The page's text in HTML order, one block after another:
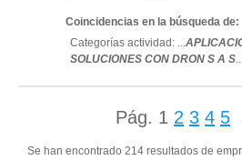
Coincidencias en la búsqueda de:
Categorías actividad: ...
SOLUCIONES CON DRON S A S
Pág. 1 2 3 4 5
Se han encontrado 214 resultados de